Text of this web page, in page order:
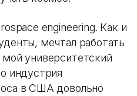
engineering. Как и
мечтал работать
университетский
индустрия
в США довольно